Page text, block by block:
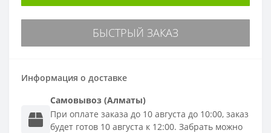
БЫСТРЫЙ ЗАКАЗ
Информация о доставке
Самовывоз (Алматы)
При оплате заказа до 10 августа до 10:00, заказ
будет готов 10 августа к 12:00. Забрать можно